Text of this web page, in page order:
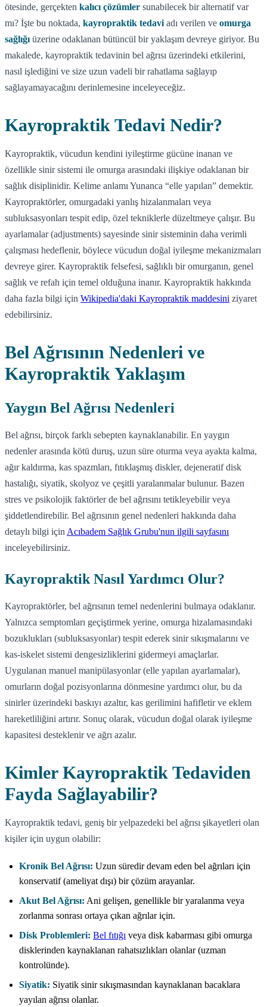
ötesinde, gerçekten kalıcı çözümler sunabilecek bir alternatif var
mı? İşte bu noktada, kayropraktik tedavi adı verilen ve omurga
sağlığı üzerine odaklanan bütüncül bir yaklaşım devreye giriyor. Bu
makalede, kayropraktik tedavinin bel ağrısı üzerindeki etkilerini,
nasıl işlediğini ve size uzun vadeli bir rahatlama sağlayıp
sağlayamayacağını derinlemesine inceleyeceğiz.
Kayropraktik Tedavi Nedir?
Kayropraktik, vücudun kendini iyileştirme gücüne inanan ve
özellikle sinir sistemi ile omurga arasındaki ilişkiye odaklanan bir
sağlık disiplinidir. Kelime anlamı Yunanca “elle yapılan” demektir.
Kayropraktörler, omurgadaki yanlış hizalanmaları veya
subluksasyonları tespit edip, özel tekniklerle düzeltmeye çalışır. Bu
ayarlamalar (adjustments) sayesinde sinir sisteminin daha verimli
çalışması hedeflenir, böylece vücudun doğal iyileşme mekanizmaları
devreye girer. Kayropraktik felsefesi, sağlıklı bir omurganın, genel
sağlık ve refah için temel olduğuna inanır. Kayropraktik hakkında
daha fazla bilgi için Wikipedia'daki Kayropraktik maddesini ziyaret
edebilirsiniz.
Bel Ağrısının Nedenleri ve
Kayropraktik Yaklaşım
Yaygın Bel Ağrısı Nedenleri
Bel ağrısı, birçok farklı sebepten kaynaklanabilir. En yaygın
nedenler arasında kötü duruş, uzun süre oturma veya ayakta kalma,
ağır kaldırma, kas spazmları, fıtıklaşmış diskler, dejeneratif disk
hastalığı, siyatik, skolyoz ve çeşitli yaralanmalar bulunur. Bazen
stres ve psikolojik faktörler de bel ağrısını tetikleyebilir veya
şiddetlendirebilir. Bel ağrısının genel nedenleri hakkında daha
detaylı bilgi için Acıbadem Sağlık Grubu'nun ilgili sayfasını
inceleyebilirsiniz.
Kayropraktik Nasıl Yardımcı Olur?
Kayropraktörler, bel ağrısının temel nedenlerini bulmaya odaklanır.
Yalnızca semptomları geçiştirmek yerine, omurga hizalamasındaki
bozuklukları (subluksasyonlar) tespit ederek sinir sıkışmalarını ve
kas-iskelet sistemi dengesizliklerini gidermeyi amaçlarlar.
Uygulanan manuel manipülasyonlar (elle yapılan ayarlamalar),
omurların doğal pozisyonlarına dönmesine yardımcı olur, bu da
sinirler üzerindeki baskıyı azaltır, kas gerilimini hafifletir ve eklem
hareketliliğini artırır. Sonuç olarak, vücudun doğal olarak iyileşme
kapasitesi desteklenir ve ağrı azalır.
Kimler Kayropraktik Tedaviden
Fayda Sağlayabilir?
Kayropraktik tedavi, geniş bir yelpazedeki bel ağrısı şikayetleri olan
kişiler için uygun olabilir:
Kronik Bel Ağrısı: Uzun süredir devam eden bel ağrıları için
konservatif (ameliyat dışı) bir çözüm arayanlar.
Akut Bel Ağrısı: Ani gelişen, genellikle bir yaralanma veya
zorlanma sonrası ortaya çıkan ağrılar için.
Disk Problemleri: Bel fıtığı veya disk kabarması gibi omurga
disklerinden kaynaklanan rahatsızlıkları olanlar (uzman
kontrolünde).
Siyatik: Siyatik sinir sıkışmasından kaynaklanan bacaklara
yayılan ağrısı olanlar.